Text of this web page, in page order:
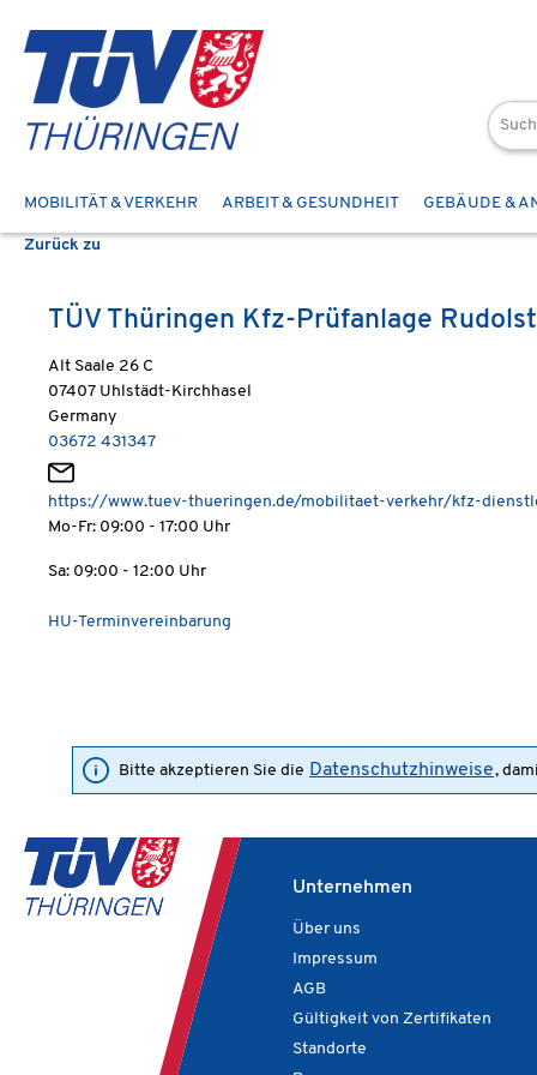
Hauptinhalt springen
Zur Suche springen
Zur Hauptnavigation springen
MOBILITÄT & VERKEHR ARBEIT & GESUNDHEIT GEBÄUDE &
Zurück zu
TÜV Thüringen Kfz-Prüfanlage
Alt Saale 26 C
07407 Uhlstädt-Kirchhasel
Germany
03672 431347
https://www.tuev-thueringen.de/mobilitaet-verkehr/kfz-
Mo-Fr: 09:00 - 17:00 Uhr
Sa: 09:00 - 12:00 Uhr
HU-Terminvereinbarung
Bitte akzeptieren Sie die Datenschutzhinweise,
Unternehmen
Über uns
Impressum
AGB
Gültigkeit von Zertifikaten
Standorte